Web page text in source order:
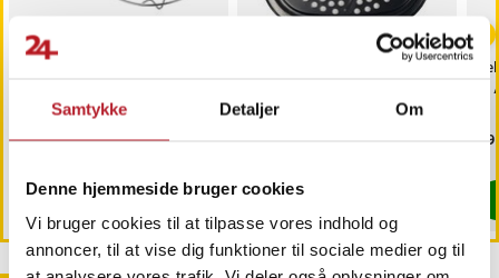
Samtykke Detaljer Om
Denne hjemmeside bruger cookies
Vi bruger cookies til at tilpasse vores indhold og
annoncer, til at vise dig funktioner til sociale medier og til
Grillstativ til Air Fryer 20
Pris:69 kr.
69 kr.
Køb